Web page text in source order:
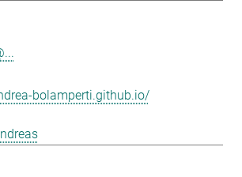
bolamperti.github.io/